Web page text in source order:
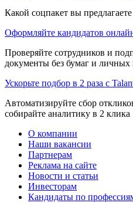
Какой соцпакет вы
Оформляйте кандидатов
Проверяйте сотрудников и
документы без бумаг и личных
Ускорьте подбор в 2 раза с
Автоматизируйте сбор
собирайте аналитику в 2 клика
О компании
Наши вакансии
Партнерам
Реклама на сайте
Новости и статьи
Инвесторам
Кандидаты по